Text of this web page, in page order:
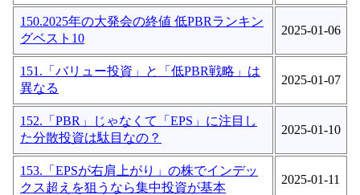
150.2025年の大発会の終値 低PBRランキン
グベスト10
2025-01-06
151.「バリュー投資」と「低PBR戦略」は
異なる
2025-01-07
152.「PBR」じゃなくて「EPS」に注目し
た分散投資は駄目なの？
2025-01-10
153.「EPSが右肩上がり」の株でインデッ
クス超えを狙うなら集中投資が基本
2025-01-11